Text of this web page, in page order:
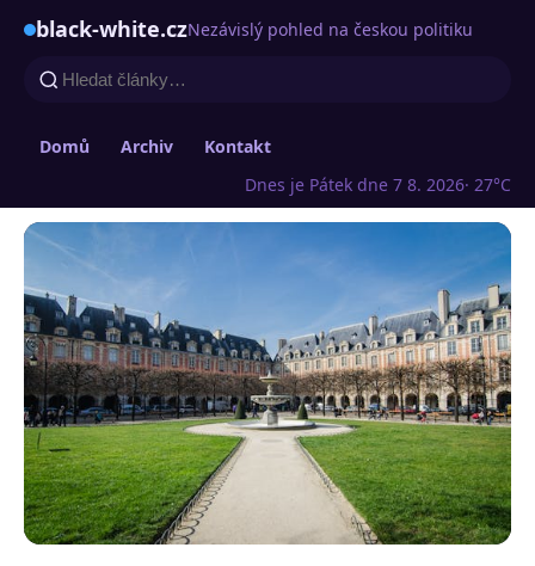
black-white.czNezávislý pohled na českou politiku
Domů Archiv
Kontakt
Dnes je Pátek dne 7 8. 2026· 27°C